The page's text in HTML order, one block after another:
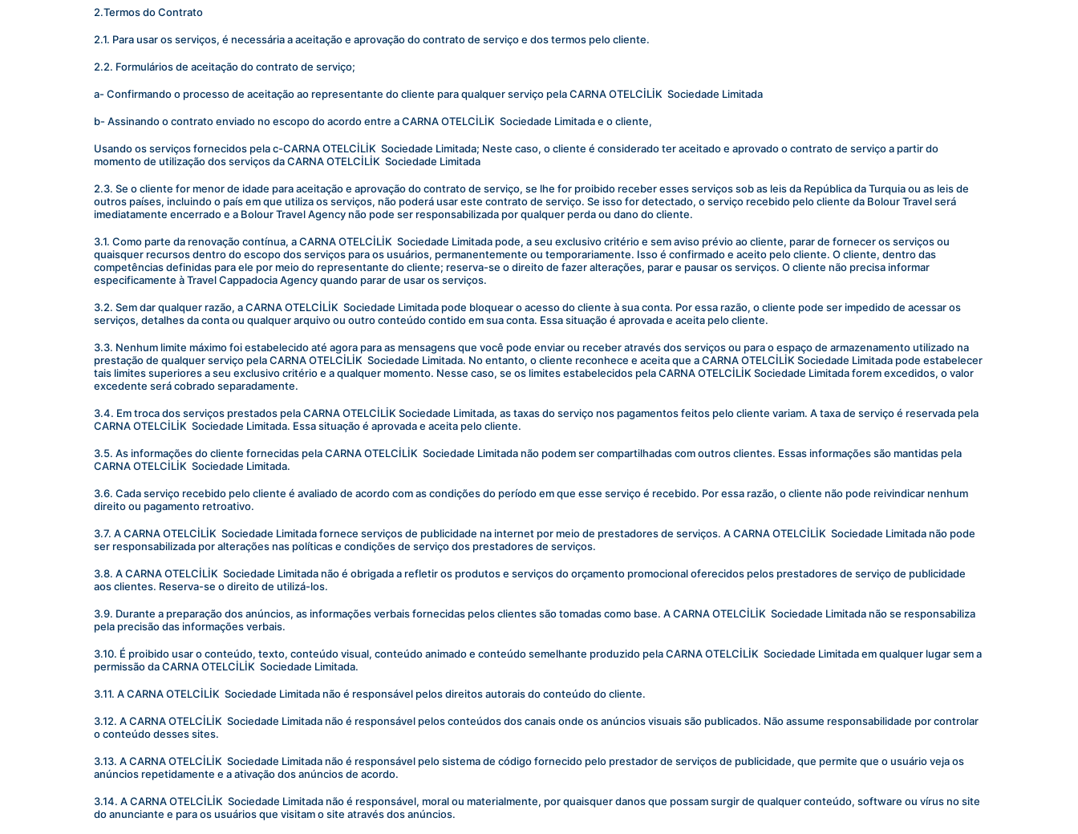
2.Termos do Contrato
2.1. Para usar os serviços, é necessária a aceitação e aprovação do contrato de serviço e dos termos pelo cliente.
2.2. Formulários de aceitação do contrato de serviço;
a- Confirmando o processo de aceitação ao representante do cliente para qualquer serviço pela CARNA OTELCİLİK  Sociedade Limitada
b- Assinando o contrato enviado no escopo do acordo entre a CARNA OTELCİLİK  Sociedade Limitada e o cliente,
Usando os serviços fornecidos pela c-CARNA OTELCİLİK  Sociedade Limitada; Neste caso, o cliente é considerado ter aceitado e aprovado o contrato de serviço a partir do
momento de utilização dos serviços da CARNA OTELCİLİK  Sociedade Limitada
2.3. Se o cliente for menor de idade para aceitação e aprovação do contrato de serviço, se lhe for proibido receber esses serviços sob as leis da República da Turquia ou as leis de
outros países, incluindo o país em que utiliza os serviços, não poderá usar este contrato de serviço. Se isso for detectado, o serviço recebido pelo cliente da Bolour Travel será
imediatamente encerrado e a Bolour Travel Agency não pode ser responsabilizada por qualquer perda ou dano do cliente.
3.1. Como parte da renovação contínua, a CARNA OTELCİLİK  Sociedade Limitada pode, a seu exclusivo critério e sem aviso prévio ao cliente, parar de fornecer os serviços ou
quaisquer recursos dentro do escopo dos serviços para os usuários, permanentemente ou temporariamente. Isso é confirmado e aceito pelo cliente. O cliente, dentro das
competências definidas para ele por meio do representante do cliente; reserva-se o direito de fazer alterações, parar e pausar os serviços. O cliente não precisa informar
especificamente à Travel Cappadocia Agency quando parar de usar os serviços.
3.2. Sem dar qualquer razão, a CARNA OTELCİLİK  Sociedade Limitada pode bloquear o acesso do cliente à sua conta. Por essa razão, o cliente pode ser impedido de acessar os
serviços, detalhes da conta ou qualquer arquivo ou outro conteúdo contido em sua conta. Essa situação é aprovada e aceita pelo cliente.
3.3. Nenhum limite máximo foi estabelecido até agora para as mensagens que você pode enviar ou receber através dos serviços ou para o espaço de armazenamento utilizado na
prestação de qualquer serviço pela CARNA OTELCİLİK  Sociedade Limitada. No entanto, o cliente reconhece e aceita que a CARNA OTELCİLİK Sociedade Limitada pode estabelecer
tais limites superiores a seu exclusivo critério e a qualquer momento. Nesse caso, se os limites estabelecidos pela CARNA OTELCİLİK Sociedade Limitada forem excedidos, o valor
excedente será cobrado separadamente.
3.4. Em troca dos serviços prestados pela CARNA OTELCİLİK Sociedade Limitada, as taxas do serviço nos pagamentos feitos pelo cliente variam. A taxa de serviço é reservada pela
CARNA OTELCİLİK  Sociedade Limitada. Essa situação é aprovada e aceita pelo cliente.
3.5. As informações do cliente fornecidas pela CARNA OTELCİLİK  Sociedade Limitada não podem ser compartilhadas com outros clientes. Essas informações são mantidas pela
CARNA OTELCİLİK  Sociedade Limitada.
3.6. Cada serviço recebido pelo cliente é avaliado de acordo com as condições do período em que esse serviço é recebido. Por essa razão, o cliente não pode reivindicar nenhum
direito ou pagamento retroativo.
3.7. A CARNA OTELCİLİK  Sociedade Limitada fornece serviços de publicidade na internet por meio de prestadores de serviços. A CARNA OTELCİLİK  Sociedade Limitada não pode
ser responsabilizada por alterações nas políticas e condições de serviço dos prestadores de serviços.
3.8. A CARNA OTELCİLİK  Sociedade Limitada não é obrigada a refletir os produtos e serviços do orçamento promocional oferecidos pelos prestadores de serviço de publicidade
aos clientes. Reserva-se o direito de utilizá-los.
3.9. Durante a preparação dos anúncios, as informações verbais fornecidas pelos clientes são tomadas como base. A CARNA OTELCİLİK  Sociedade Limitada não se responsabiliza
pela precisão das informações verbais.
3.10. É proibido usar o conteúdo, texto, conteúdo visual, conteúdo animado e conteúdo semelhante produzido pela CARNA OTELCİLİK  Sociedade Limitada em qualquer lugar sem a
permissão da CARNA OTELCİLİK  Sociedade Limitada.
3.11. A CARNA OTELCİLİK  Sociedade Limitada não é responsável pelos direitos autorais do conteúdo do cliente.
3.12. A CARNA OTELCİLİK  Sociedade Limitada não é responsável pelos conteúdos dos canais onde os anúncios visuais são publicados. Não assume responsabilidade por controlar
o conteúdo desses sites.
3.13. A CARNA OTELCİLİK  Sociedade Limitada não é responsável pelo sistema de código fornecido pelo prestador de serviços de publicidade, que permite que o usuário veja os
anúncios repetidamente e a ativação dos anúncios de acordo.
3.14. A CARNA OTELCİLİK  Sociedade Limitada não é responsável, moral ou materialmente, por quaisquer danos que possam surgir de qualquer conteúdo, software ou vírus no site
do anunciante e para os usuários que visitam o site através dos anúncios.